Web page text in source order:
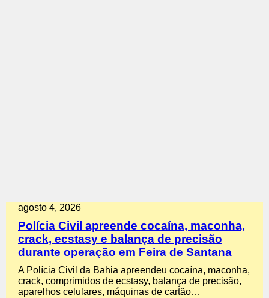
agosto 4, 2026
Polícia Civil apreende cocaína, maconha,
crack, ecstasy e balança de precisão
durante operação em Feira de Santana
A Polícia Civil da Bahia apreendeu cocaína, maconha,
crack, comprimidos de ecstasy, balança de precisão,
aparelhos celulares, máquinas de cartão…